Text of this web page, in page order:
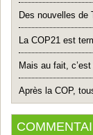
Des nouvelles de
La COP21 est
Mais au fait,
Après la COP,